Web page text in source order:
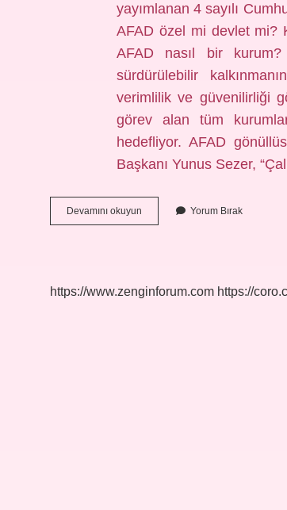
yayımlanan 4 sayılı
AFAD özel mi devlet mi?
AFAD nasıl bir
sürdürülebilir
verimlilik ve güvenilirliği
görev alan tüm
hedefliyor. AFAD
Başkanı Yunus Sezer,
Devamını okuyun
Kamu
Yorum Bırak
https://www.zenginforum.com https://